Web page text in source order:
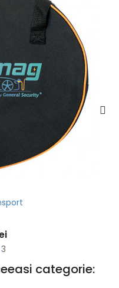
3
categorie: